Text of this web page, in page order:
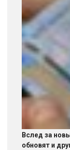
Вслед за
обновят и